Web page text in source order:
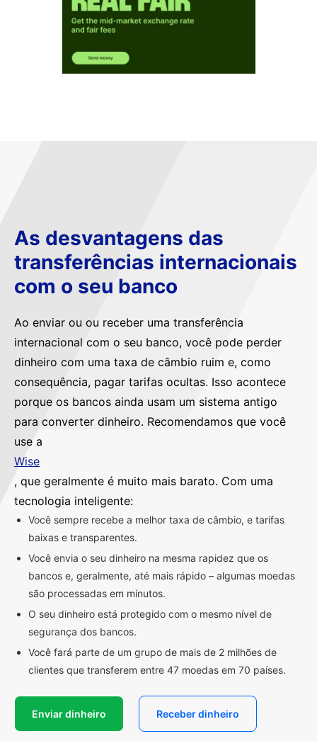
As desvantagens das
transferências internacionais
com o seu banco
Ao enviar ou ou receber uma transferência
internacional com o seu banco, você pode perder
dinheiro com uma taxa de câmbio ruim e, como
consequência, pagar tarifas ocultas. Isso acontece
porque os bancos ainda usam um sistema antigo
para converter dinheiro. Recomendamos que você
use a
Wise
, que geralmente é muito mais barato. Com uma
tecnologia inteligente:
Você sempre recebe a melhor taxa de câmbio, e tarifas
baixas e transparentes.
Você envia o seu dinheiro na mesma rapidez que os
bancos e, geralmente, até mais rápido – algumas moedas
são processadas em minutos.
O seu dinheiro está protegido com o mesmo nível de
segurança dos bancos.
Você fará parte de um grupo de mais de 2 milhões de
clientes que transferem entre 47 moedas em 70 países.
Enviar dinheiro Receber dinheiro